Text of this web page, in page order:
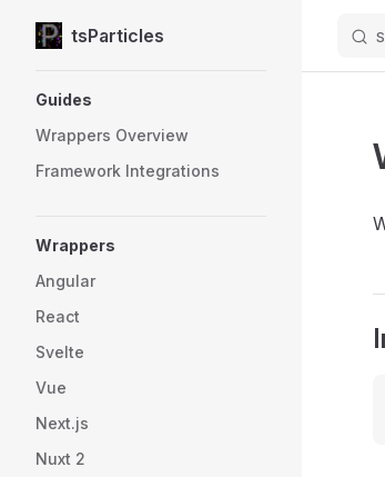
Skip to content
tsParticles
Guides
Wrappers Overview
Framework Integrations
Wrappers
Angular
React
Svelte
Vue
Next.js
Nuxt 2